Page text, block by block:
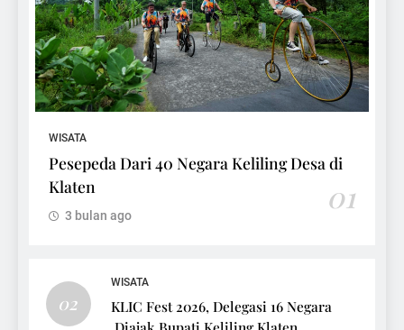
WISATA
Pesepeda Dari 40 Negara Keliling Desa di
Klaten
01
3 bulan ago
02
WISATA
KLIC Fest 2026, Delegasi 16 Negara